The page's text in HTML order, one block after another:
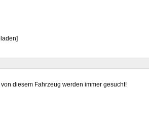
von diesem Fahrzeug werden immer gesucht!